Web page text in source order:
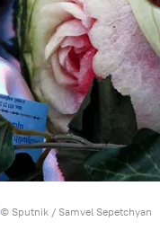
© Sputnik / Samvel Sepetchyan